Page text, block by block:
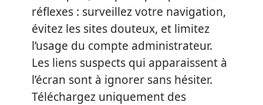
réflexes : surveillez votre navigation,
évitez les sites douteux, et limitez
l’usage du compte administrateur.
Les liens suspects qui apparaissent à
l’écran sont à ignorer sans hésiter.
Téléchargez uniquement des